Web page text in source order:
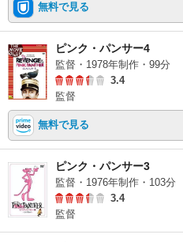
無料で見る
ピンク・パンサー4
監督・1978年制作・99分
3.4
監督
無料で見る
ピンク・パンサー3
監督・1976年制作・103分
3.4
監督